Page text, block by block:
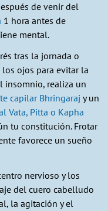
de venir del
1 hora antes de
mental.
tras la jornada o
ojos para evitar la
insomnio, realiza un
capilar Bhringaraj y un
Vata, Pitta o Kapha
tu constitución. Frotar
favorece un sueño
nervioso y los
del cuero cabelludo
la agitación y el